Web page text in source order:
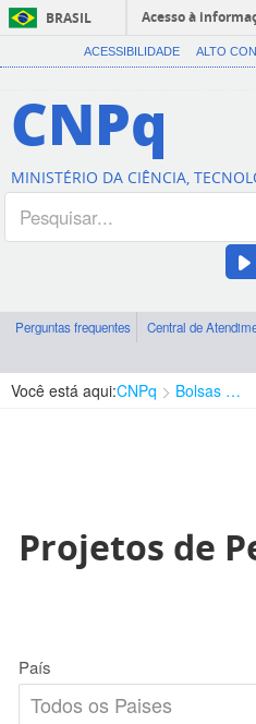
BRASIL
Acesso à
ACESSIBILIDADE ALTO
CNPq
MINISTÉRIO DA CIÊNCIA,
Perguntas frequentes Central de
Você está aqui:CNPq Bolsas e Auxílios Vigentes
Projetos de
País